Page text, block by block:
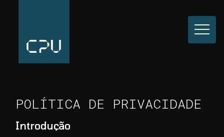
POLÍTICA DE PRIVACIDADE
Introdução